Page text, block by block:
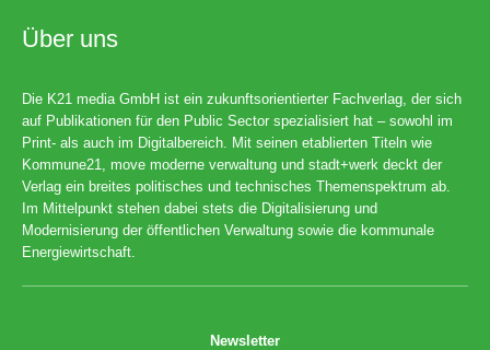
Über uns
Die K21 media GmbH ist ein zukunftsorientierter Fachverlag, der sich
auf Publikationen für den Public Sector spezialisiert hat – sowohl im
Print- als auch im Digitalbereich. Mit seinen etablierten Titeln wie
Kommune21, move moderne verwaltung und stadt+werk deckt der
Verlag ein breites politisches und technisches Themenspektrum ab.
Im Mittelpunkt stehen dabei stets die Digitalisierung und
Modernisierung der öffentlichen Verwaltung sowie die kommunale
Energiewirtschaft.
Newsletter